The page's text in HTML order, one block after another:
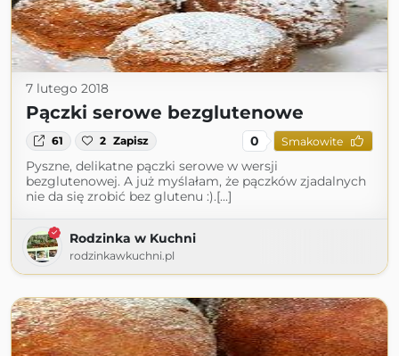
7 lutego 2018
Pączki serowe bezglutenowe
61 2 Zapisz 0 Smakowite
Pyszne, delikatne pączki serowe w wersji
bezglutenowej. A już myślałam, że pączków zjadalnych
nie da się zrobić bez glutenu :).[...]
Rodzinka w Kuchni
rodzinkawkuchni.pl